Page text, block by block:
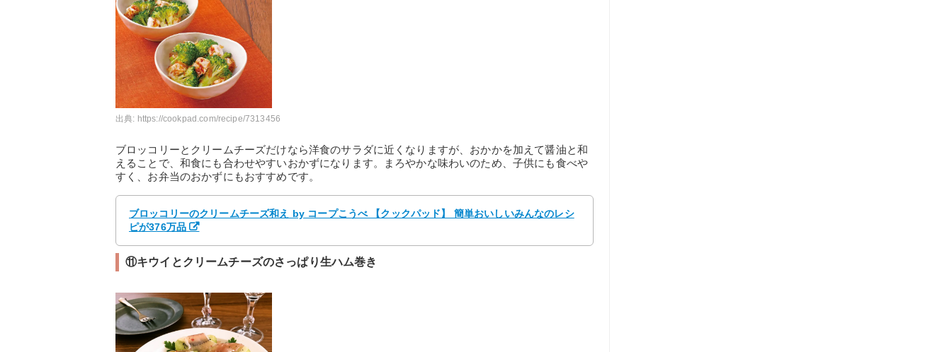
出典: https://cookpad.com/recipe/7313456
ブロッコリーとクリームチーズだけなら洋食のサラダに近くなりますが、おかかを加えて醤油と和
えることで、和食にも合わせやすいおかずになります。まろやかな味わいのため、子供にも食べや
すく、お弁当のおかずにもおすすめです。
ブロッコリーのクリームチーズ和え by コープこうべ 【クックパッド】 簡単おいしいみんなのレシ
ピが376万品
⑪キウイとクリームチーズのさっぱり生ハム巻き